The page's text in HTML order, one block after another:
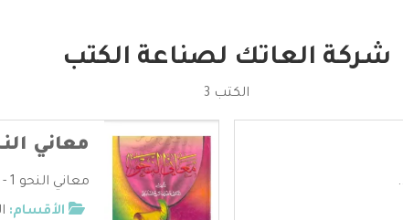
شركة العاتك لصناعة الكتب
الكتب 3
معاني
معاني النحو 1 - فاضل السامرائي ...
الأقسام: